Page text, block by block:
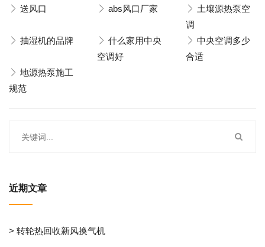
送风口
abs风口厂家
土壤源热泵空
调
抽湿机的品牌
什么家用中央
空调好
中央空调多少
合适
地源热泵施工
规范
近期文章
> 转轮热回收新风换气机